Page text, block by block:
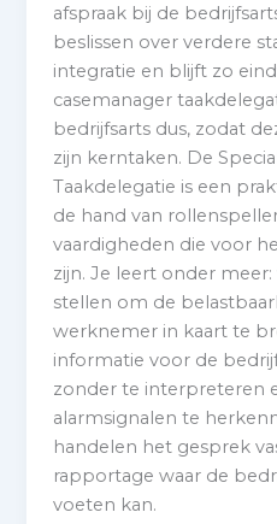
afspraak bij de
beslissen over verdere
integratie en blijft zo
casemanager
bedrijfsarts dus, zodat
zijn kerntaken. De
Taakdelegatie is een
de hand van
vaardigheden die voor
zijn. Je leert onder
stellen om de
werknemer in kaart te
informatie voor de
zonder te interpreteren
alarmsignalen te
handelen het gesprek
rapportage waar de
voeten kan.